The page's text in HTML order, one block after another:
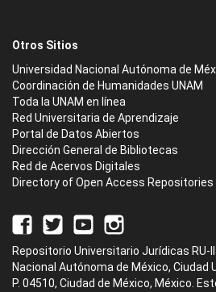
Otros Sitios
Universidad Nacional Autónoma de
Coordinación de Humanidades UNAM
Toda la UNAM en línea
Red Universitaria de Aprendizaje
Portal de Datos Abiertos
Dirección General de Bibliotecas
Red de Acervos Digitales
Directory of Open Access Repositories
Repositorio Universitario Jurídicas RU-
Nacional Autónoma de México, Ciudad
P. 04510, Ciudad de México, México.